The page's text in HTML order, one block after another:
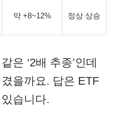
약 +8~12% 정상 상승
은 ‘2배 추종’인데
을까요. 답은 ETF
습니다.